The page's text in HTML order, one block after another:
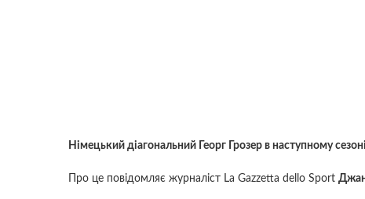
Німецький діагональний Георг Грозер в наступному
Про це повідомляє журналіст La Gazzetta dello Sport